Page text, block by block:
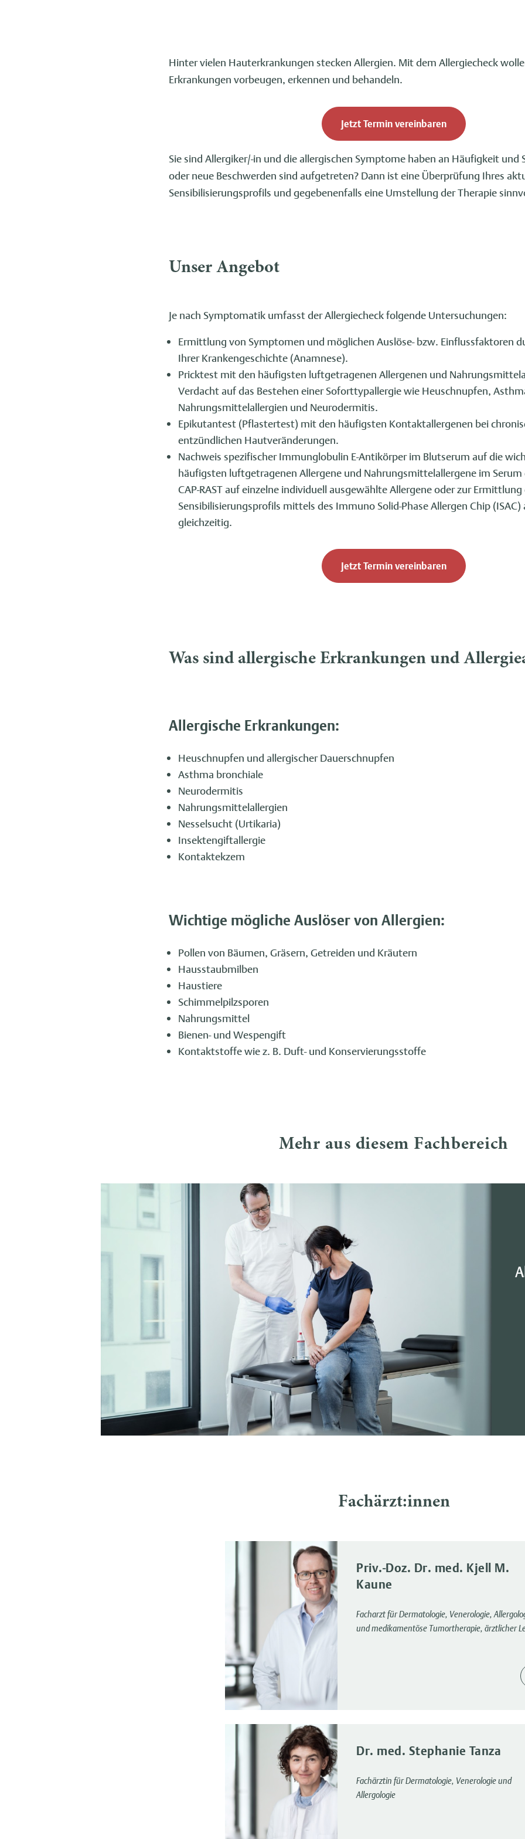
Hinter vielen Hauterkrankungen stecken Allergien. Mit dem Allergiecheck
Erkrankungen vorbeugen, erkennen und behandeln.
Jetzt Termin vereinbaren
Sie sind Allergiker/-in und die allergischen Symptome haben an Häufigkeit und
oder neue Beschwerden sind aufgetreten? Dann ist eine Überprüfung Ihres
Sensibilisierungsprofils und gegebenenfalls eine Umstellung der Therapie
Unser Angebot
Je nach Symptomatik umfasst der Allergiecheck folgende Untersuchungen:
Ermittlung von Symptomen und möglichen Auslöse- bzw. Einflussfaktoren
Ihrer Krankengeschichte (Anamnese).
Pricktest mit den häufigsten luftgetragenen Allergenen und
Verdacht auf das Bestehen einer Soforttypallergie wie Heuschnupfen,
Nahrungsmittelallergien und Neurodermitis.
Epikutantest (Pflastertest) mit den häufigsten Kontaktallergenen bei
entzündlichen Hautveränderungen.
Nachweis spezifischer Immunglobulin E-Antikörper im Blutserum auf die
häufigsten luftgetragenen Allergene und Nahrungsmittelallergene im
CAP-RAST auf einzelne individuell ausgewählte Allergene oder zur
Sensibilisierungsprofils mittels des Immuno Solid-Phase Allergen Chip
gleichzeitig.
Jetzt Termin vereinbaren
Was sind allergische Erkrankungen und
Allergische Erkrankungen:
Heuschnupfen und allergischer Dauerschnupfen
Asthma bronchiale
Neurodermitis
Nahrungsmittelallergien
Nesselsucht (Urtikaria)
Insektengiftallergie
Kontaktekzem
Wichtige mögliche Auslöser von Allergien:
Pollen von Bäumen, Gräsern, Getreiden und Kräutern
Hausstaubmilben
Haustiere
Schimmelpilzsporen
Nahrungsmittel
Bienen- und Wespengift
Kontaktstoffe wie z. B. Duft- und Konservierungsstoffe
Mehr aus diesem Fachbereich
Fachärzt:innen
Priv.-Doz. Dr. med. Kjell M.
Kaune
Facharzt für Dermatologie, Venerologie,
und medikamentöse Tumortherapie, ärztlicher
Dr. med. Stephanie Tanza
Fachärztin für Dermatologie, Venerologie und
Allergologie